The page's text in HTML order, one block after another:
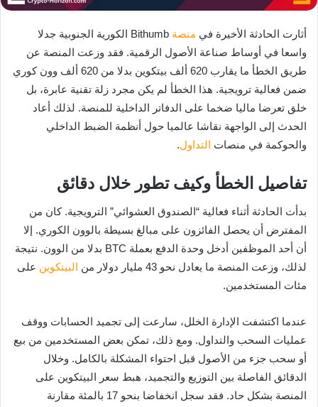
أثارت الحادثة الأخيرة في منصة
Bithumb الكورية الجنوبية جدلا
واسعا في أوساط صناعة الأصول الرقمية. فقد وزعت المنصة عن
طريق الخطأ ما يقارب 620 ألف بيتكوين بدلا من 620 ألف وون كوري
ضمن فعالية ترويجية. هذا الخطأ لم يكن مجرد زلة تقنية عابرة، بل
خلق تعرضا ماليا ضخما على الدفاتر الداخلية للمنصة. لذلك أعاد
الحدث إلى الواجهة نقاشا عالميا حول أنظمة الضبط الداخلي
والحوكمة في منصات التداول.
تفاصيل الخطأ وكيف تطور خلال دقائق
بدأت الحادثة أثناء فعالية “الصندوق العشوائي” الترويجية. كان من
المفترض أن يحصل الفائزون على مبالغ بسيطة بالوون الكوري. إلا
أن أحد الموظفين أدخل وحدة الدفع بعملة BTC بدلا من الوون. نتيجة
لذلك، وزعت المنصة ما يعادل نحو 43 مليار دولار من
البيتكوين على
مئات المستخدمين.
عندما اكتشفت الإدارة الخلل، سارعت إلى تجميد الحسابات ووقف
عمليات السحب والتداول. ومع ذلك، تمكن بعض المستخدمين من بيع
أو سحب جزء من الأصول قبل احتواء المشكلة بالكامل. وخلال
الدقائق الفاصلة بين التوزيع والتجميد، هبط سعر البيتكوين على
المنصة بشكل حاد. فقد سجل انخفاضا بنحو 17 بالمئة مقارنة